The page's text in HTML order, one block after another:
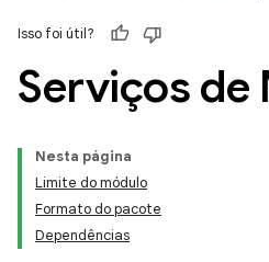
Isso foi útil?
Serviços de
Nesta página
Limite do módulo
Formato do pacote
Dependências